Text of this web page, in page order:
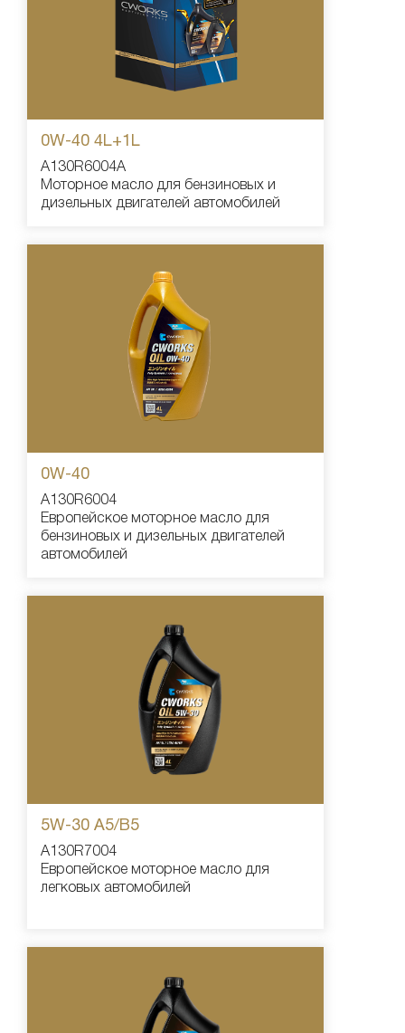
0W-40 4L+1L
A130R6004A
Моторное масло для бензиновых и
дизельных двигателей автомобилей
0W-40
A130R6004
Европейское моторное масло для
бензиновых и дизельных двигателей
автомобилей
5W-30 A5/B5
A130R7004
Европейское моторное масло для
легковых автомобилей